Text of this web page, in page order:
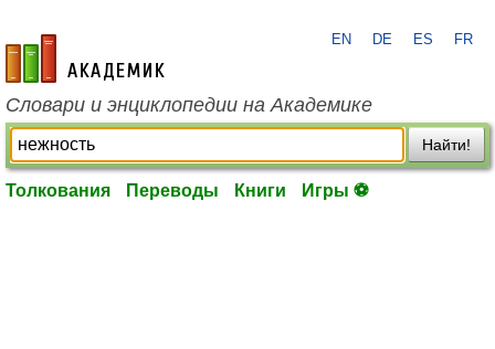
academic.ru
EN DE ES FR
Словари и энциклопедии на Академике
Найти!
Толкования Переводы Книги Игры ⚽